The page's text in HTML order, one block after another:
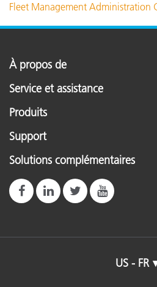
Fleet Management Administration
À propos de
Service et assistance
Produits
Support
Solutions complémentaires
US - FR